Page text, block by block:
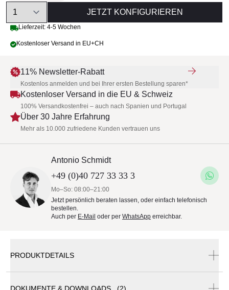
Quantity
JETZT KONFIGURIEREN
Lieferzeit: 4-5 Wochen
Kostenloser Versand in EU+CH
11% Newsletter-Rabatt
Kostenlos anmelden und bei Ihrer ersten Bestellung sparen*
Kostenloser Versand in die EU & Schweiz
100% Versandkostenfrei – auch nach Spanien und Portugal
Über 30 Jahre Erfahrung
Mehr als 10.000 zufriedene Kunden vertrauen uns
Antonio Schmidt
+49 (0)40 727 33 33 3
Mo–So: 08:00–21:00
Jetzt persönlich beraten lassen, oder einfach telefonisch
bestellen.
Auch per E-Mail oder per WhatsApp erreichbar.
PRODUKTDETAILS
DOKUMENTE & DOWNLOADS (2)